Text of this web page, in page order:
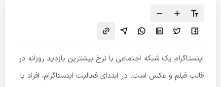
اینستاگرام یک شبکه اجتماعی با نرخ بیشترین بازدید روزانه در
قالب فیلم و عکس است. در ابتدای فعالیت اینستاگرام، افراد با